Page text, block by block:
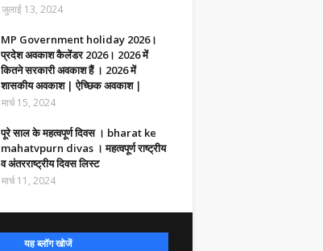
जुलाई 13, 2024
MP Government holiday 2026।
प्रदेश अवकाश कैलेंडर 2026। 2026 में
कितने सरकारी अवकाश हैं । 2026 में
शासकीय अवकाश | ऐच्छिक अवकाश |
मार्च 15, 2024
पूरे साल के महत्वपूर्ण दिवस । bharat ke
mahatvpurn divas । महत्वपूर्ण राष्ट्रीय
व अंतरराष्ट्रीय दिवस लिस्ट
मार्च 11, 2024
यह ब्लॉग खोजें